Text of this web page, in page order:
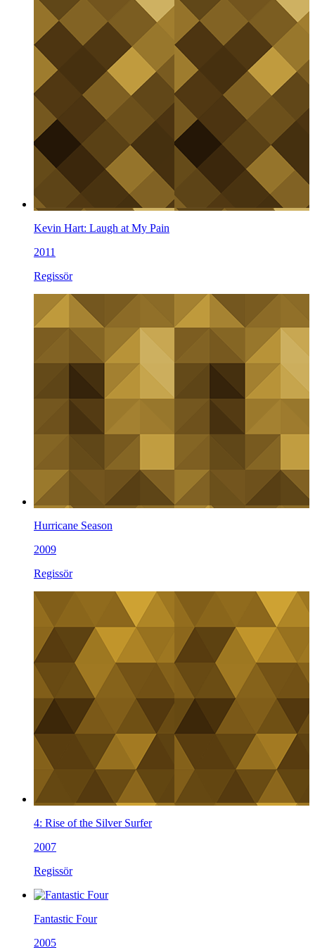
Kevin Hart: Laugh at My Pain
2011
Regissör
Hurricane Season
2009
Regissör
4: Rise of the Silver Surfer
2007
Regissör
Fantastic Four
2005